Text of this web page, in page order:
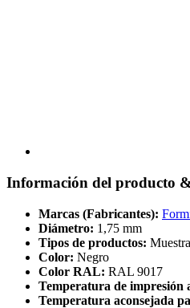
Información del producto
Marcas (Fabricantes):
Diámetro: 1,75 mm
Tipos de productos:
Color: Negro
Color RAL: RAL 9017
Temperatura de impresión
Temperatura aconsejada